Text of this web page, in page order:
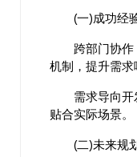
(一)成功经
跨部门协作
机制，提升需求
需求导向开
贴合实际场景。
(二)未来规